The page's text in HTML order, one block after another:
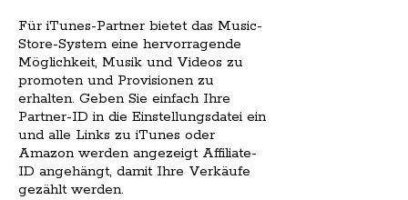
Für iTunes-Partner bietet das Music-
Store-System eine hervorragende
Möglichkeit, Musik und Videos zu
promoten und Provisionen zu
erhalten. Geben Sie einfach Ihre
Partner-ID in die Einstellungsdatei ein
und alle Links zu iTunes oder
Amazon werden angezeigt Affiliate-
ID angehängt, damit Ihre Verkäufe
gezählt werden.